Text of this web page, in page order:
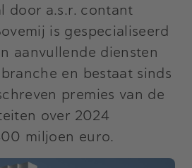
door a.s.r. contant
is gespecialiseerd
aanvullende diensten
en bestaat sinds
premies van de
over 2024
miljoen euro.